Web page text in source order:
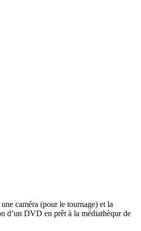
caméra (pour le tournage) et la
d’un DVD en prêt à la médiathèqur de